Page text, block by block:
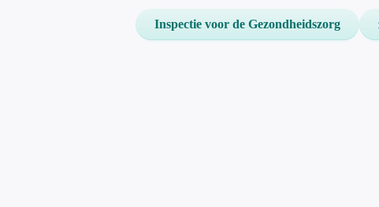
Inspectie voor de Gezondheidszorg